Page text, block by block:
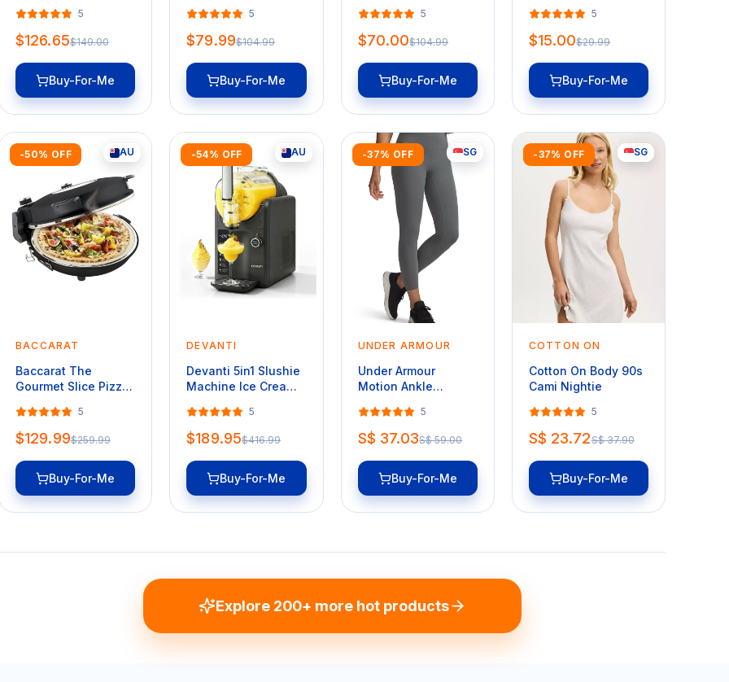
5
$126.65$149.00
Buy-For-Me
5
$79.99$104.99
Buy-For-Me
Speedway Toddler
Race Track Playset
5
$70.00$104.99
Buy-For-Me
5
$15.00$29.99
Buy-For-Me
-50% OFF AU
BACCARAT
Baccarat The
Gourmet Slice Pizza
5
$129.99$259.99
Buy-For-Me
-54% OFF AU
DEVANTI
Devanti 5in1 Slushie
Machine Ice Cream
5
$189.95$416.99
Buy-For-Me
-37% OFF SG
UNDER ARMOUR
Under Armour
Motion Ankle
5
S$ 37.03S$ 59.00
Buy-For-Me
-37% OFF SG
COTTON ON
Cotton On Body 90s
Cami Nightie
5
S$ 23.72S$ 37.90
Buy-For-Me
Explore 200+ more hot products